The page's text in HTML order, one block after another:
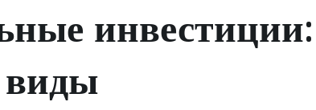
инвестиции:
виды